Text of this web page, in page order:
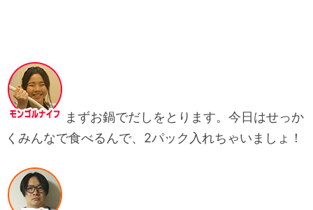
まずお鍋でだしをとります。今日はせっか
くみんなで食べるんで、2パック入れちゃいましょ！